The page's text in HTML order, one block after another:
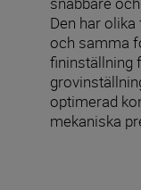
Den har
och samma
fininställning
optimerad
mekaniska